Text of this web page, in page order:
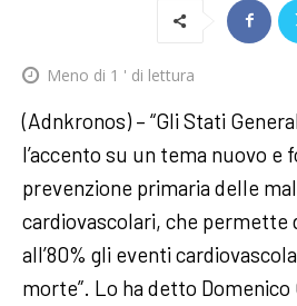
Meno di 1 ' di lettura
(Adnkronos) – “Gli Stati
l’accento su un tema nuovo e
prevenzione primaria delle
cardiovascolari, che permette
all’80% gli eventi
morte”. Lo ha detto